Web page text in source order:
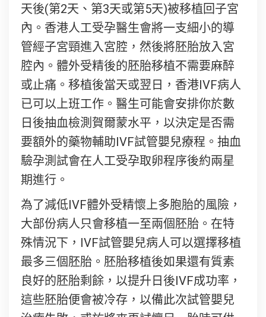
天後(第2天、第3天或第5天)被移植回子宮
內。香港人工受孕醫生會將一支細小的導
管經子宮頸進入宮腔，然後將胚胎放入宮
腔內。體外受精後的胚胎移植不需要麻醉
或止痛。移植後當天或翌日，香港IVF病人
已可以上班工作。醫生可能會安排你於數
日後抽血檢測賀爾蒙水平，以決定是否需
要額外的藥物輔助IVF試管嬰兒療程。抽血
驗孕測試會在人工受孕取卵程序後約兩星
期進行。
為了減低IVF體外受精懷上多胞胎的風險，
大部份病人只會移植一至兩個胚胎。在特
殊情況下，IVF試管嬰兒病人可以選擇移植
最多三個胚胎。胚胎移植後如果還有質素
良好的胚胎剩餘，以提升日後IVF成功率，
這些胚胎便會被冷存，以備此次試管嬰兒